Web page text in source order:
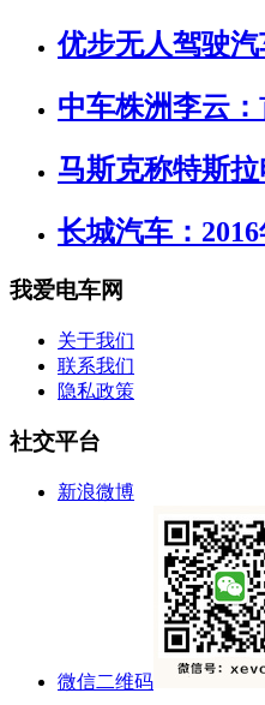
优步无人驾驶
中车株洲李云
马斯克称特斯
长城汽车：
我爱电车网
关于我们
联系我们
隐私政策
社交平台
新浪微博
微信二维码